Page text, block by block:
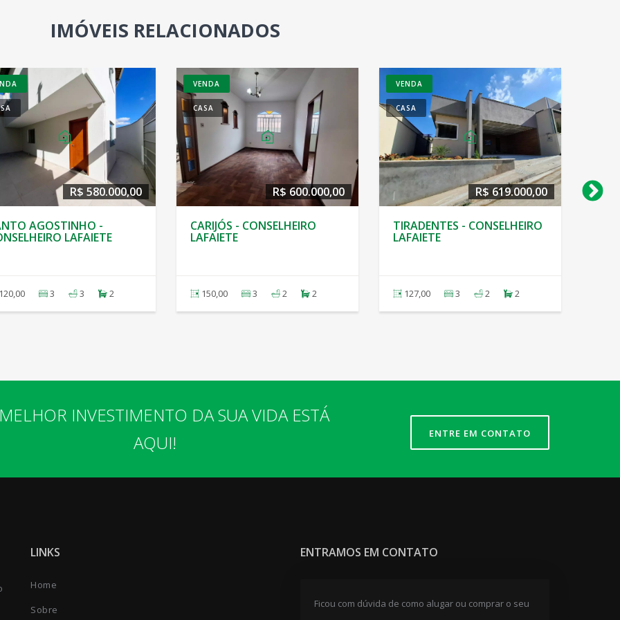
IMÓVEIS RELACIONADOS
VENDA
CASA GEMINADA
R$ 499.000,00
ROCHEDO - CONSELHEIRO
LAFAIETE
100,00 2
VENDA
CASA GEMINADA
R$ 600.000,00
SÃO JOÃO - CONSELHEIRO
160,00 3
CASA GEMINADA
R$ 650.000,00
SÃO DIMAS - CONSELHEIRO
250,00 3
INVESTIMENTO DA SUA VIDA ESTÁ
AQUI!
ENTRE EM CONTATO
LINKS
Home
Sobre
ENTRAMOS EM CONTATO
Ficou com dúvida de como alugar ou comprar o seu